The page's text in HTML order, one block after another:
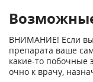
ВНИМАНИЕ! Если вы
препарата ваше
какие-то побочные
очно к врачу,